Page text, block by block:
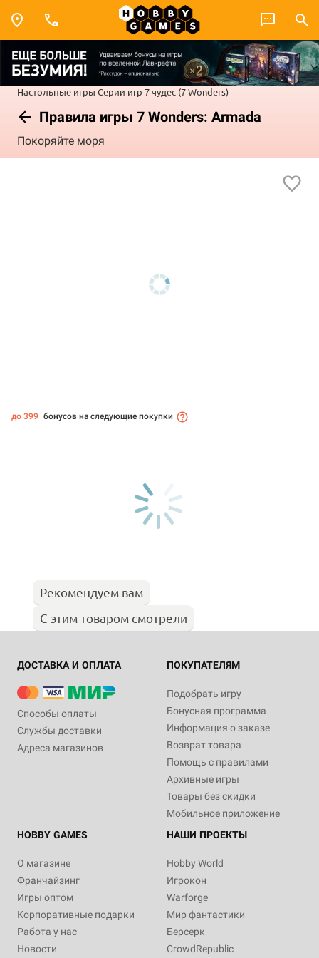
Настольные игры Серии игр 7 чудес (7 Wonders)
Правила игры 7 Wonders: Armada
Покоряйте моря
до 399 бонусов на следующие покупки
Рекомендуем вам
С этим товаром смотрели
ДОСТАВКА И ОПЛАТА
Способы оплаты
Службы доставки
Адреса магазинов
ПОКУПАТЕЛЯМ
Подобрать игру
Бонусная программа
Информация о заказе
Возврат товара
Помощь с правилами
Архивные игры
Товары без скидки
Мобильное приложение
HOBBY GAMES
О магазине
Франчайзинг
Игры оптом
Корпоративные подарки
Работа у нас
Новости
НАШИ ПРОЕКТЫ
Hobby World
Игрокон
Warforge
Мир фантастики
Берсерк
CrowdRepublic